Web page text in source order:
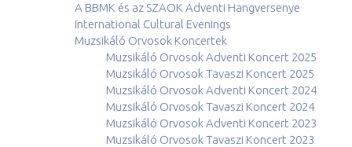
A BBMK és az SZAOK Adventi Hangversenye
International Cultural Evenings
Muzsikáló Orvosok Koncertek
Muzsikáló Orvosok Adventi Koncert 2025
Muzsikáló Orvosok Tavaszi Koncert 2025
Muzsikáló Orvosok Adventi Koncert 2024
Muzsikáló Orvosok Tavaszi Koncert 2024
Muzsikáló Orvosok Adventi Koncert 2023
Muzsikáló Orvosok Tavaszi Koncert 2023